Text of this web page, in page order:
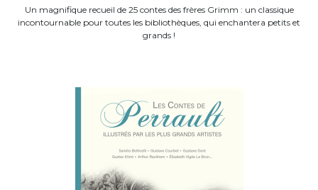
Un magnifique recueil de 25 contes des frères Grimm : un classique
incontournable pour toutes les bibliothèques, qui enchantera petits et
grands !